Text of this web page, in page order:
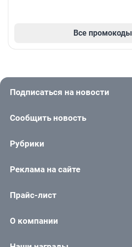
Все промокоды
Подписаться на новости
Сообщить новость
Рубрики
Реклама на сайте
Прайс-лист
О компании